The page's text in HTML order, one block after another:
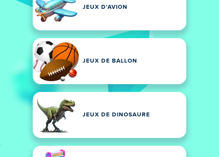
JEUX D'AVION
JEUX DE BALLON
JEUX DE DINOSAURE